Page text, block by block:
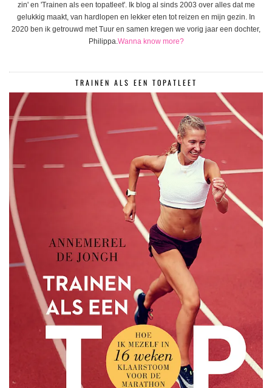
zin' en 'Trainen als een topatleet'. Ik blog al sinds 2003 over alles dat me
gelukkig maakt, van hardlopen en lekker eten tot reizen en mijn gezin. In
2020 ben ik getrouwd met Tuur en samen kregen we vorig jaar een dochter,
Philippa.Wanna know more?
TRAINEN ALS EEN TOPATLEET